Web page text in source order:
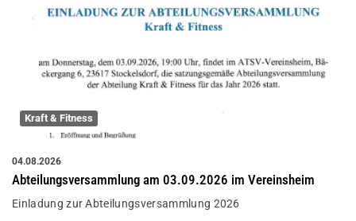
Kraft & Fitness
04.08.2026
Abteilungsversammlung am 03.09.2026 im Vereinsheim
Einladung zur Abteilungsversammlung 2026